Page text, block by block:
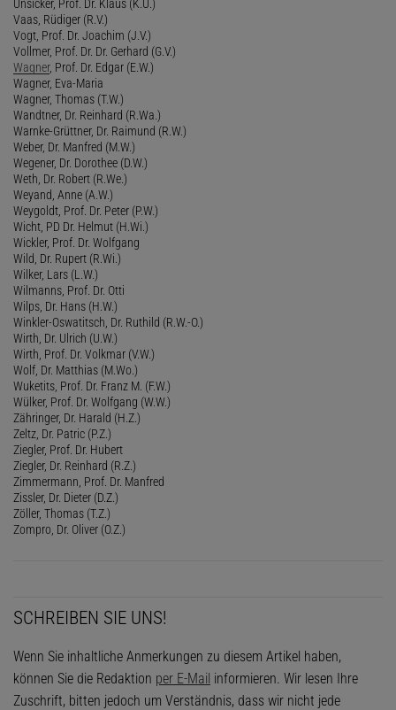
Unsicker, Prof. Dr. Klaus (K.U.)
Vaas, Rüdiger (R.V.)
Vogt, Prof. Dr. Joachim (J.V.)
Vollmer, Prof. Dr. Dr. Gerhard (G.V.)
Wagner, Prof. Dr. Edgar (E.W.)
Wagner, Eva-Maria
Wagner, Thomas (T.W.)
Wandtner, Dr. Reinhard (R.Wa.)
Warnke-Grüttner, Dr. Raimund (R.W.)
Weber, Dr. Manfred (M.W.)
Wegener, Dr. Dorothee (D.W.)
Weth, Dr. Robert (R.We.)
Weyand, Anne (A.W.)
Weygoldt, Prof. Dr. Peter (P.W.)
Wicht, PD Dr. Helmut (H.Wi.)
Wickler, Prof. Dr. Wolfgang
Wild, Dr. Rupert (R.Wi.)
Wilker, Lars (L.W.)
Wilmanns, Prof. Dr. Otti
Wilps, Dr. Hans (H.W.)
Winkler-Oswatitsch, Dr. Ruthild (R.W.-O.)
Wirth, Dr. Ulrich (U.W.)
Wirth, Prof. Dr. Volkmar (V.W.)
Wolf, Dr. Matthias (M.Wo.)
Wuketits, Prof. Dr. Franz M. (F.W.)
Wülker, Prof. Dr. Wolfgang (W.W.)
Zähringer, Dr. Harald (H.Z.)
Zeltz, Dr. Patric (P.Z.)
Ziegler, Prof. Dr. Hubert
Ziegler, Dr. Reinhard (R.Z.)
Zimmermann, Prof. Dr. Manfred
Zissler, Dr. Dieter (D.Z.)
Zöller, Thomas (T.Z.)
Zompro, Dr. Oliver (O.Z.)
SCHREIBEN SIE UNS!
Wenn Sie inhaltliche Anmerkungen zu diesem Artikel haben,
können Sie die Redaktion per E-Mail informieren. Wir lesen Ihre
Zuschrift, bitten jedoch um Verständnis, dass wir nicht jede